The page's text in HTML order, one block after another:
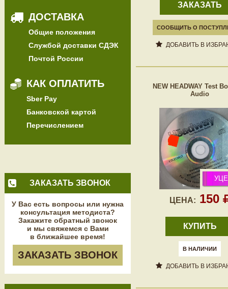
ДОСТАВКА
Общие положения
Службой доставки СДЭК
Почтой России
КАК ОПЛАТИТЬ
Sber Pay
Банковской картой
Перечислением
ЗАКАЗАТЬ ЗВОНОК
У Вас есть вопросы или нужна
консультация методиста?
Закажите обратный звонок
и мы свяжемся с Вами
в ближайшее время!
ЗАКАЗАТЬ ЗВОНОК
ЗАКАЗАТЬ
СООБЩИТЬ О
ДОБАВИТЬ В
NEW HEADWAY Test
Audio
ЦЕНА: 150
КУПИТЬ
В НАЛИЧИИ
ДОБАВИТЬ В